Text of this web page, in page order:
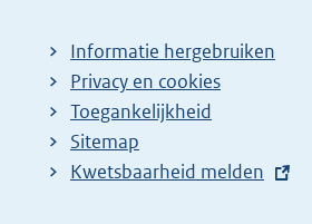
Informatie hergebruiken
Privacy en cookies
Toegankelijkheid
Sitemap
E
Kwetsbaarheid melden